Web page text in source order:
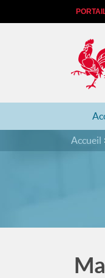
Accueil